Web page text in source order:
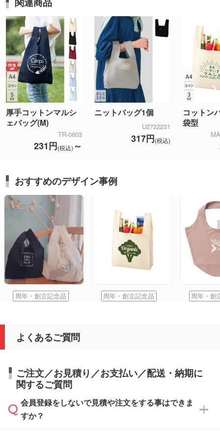
厚手コットンマルシ
ェバッグ(M)
TR-0803
231円(税込) ～
ニットバッグ1個
U2722231
317円(税込)
コットン
袋型
おすすめのデザイン事例
周年・創立記念品 周年・創立記念品 周年・創
よくあるご質問
ご注文／お見積り／お支払い／配送・納期に
関するご質問
会員登録をしないで見積や注文をする事はできま
すか？